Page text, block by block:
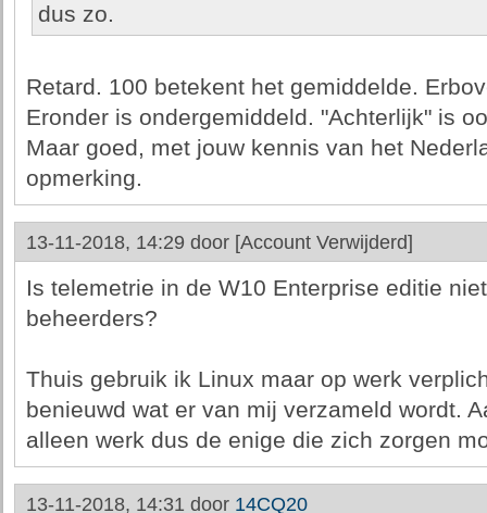
dus zo.
Retard. 100 betekent het gemiddelde.
Eronder is ondergemiddeld. "Achterlijk" is
Maar goed, met jouw kennis van het
opmerking.
13-11-2018, 14:29 door [Account Verwijderd]
Is telemetrie in de W10 Enterprise editie
beheerders?
Thuis gebruik ik Linux maar op werk
benieuwd wat er van mij verzameld wordt.
alleen werk dus de enige die zich zorgen
13-11-2018, 14:31 door 14CQ20